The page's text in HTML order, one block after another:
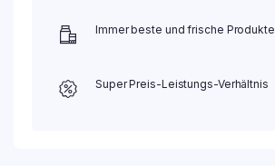
Immer beste und frische Produkte
Super Preis-Leistungs-Verhältnis